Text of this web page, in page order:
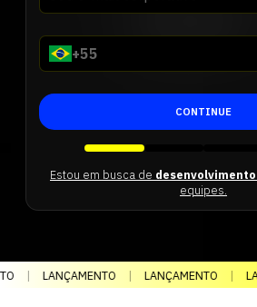
+55
CONTINUE
Estou em busca de
equipes.
LANÇAMENTO LANÇAMENTO